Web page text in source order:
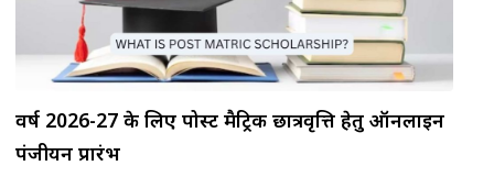
वर्ष 2026-27 के लिए पोस्ट मैट्रिक छात्रवृत्ति हेतु ऑनलाइन
पंजीयन प्रारंभ